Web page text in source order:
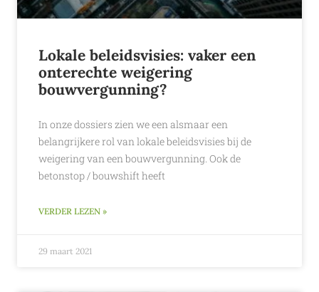
Lokale beleidsvisies: vaker een
onterechte weigering
bouwvergunning?
In onze dossiers zien we een alsmaar een
belangrijkere rol van lokale beleidsvisies bij de
weigering van een bouwvergunning. Ook de
betonstop / bouwshift heeft
VERDER LEZEN »
29 maart 2021